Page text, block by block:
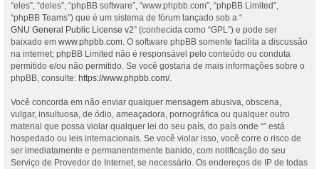
“eles”, “deles”, “phpBB software”, “www.phpbb.com”, “phpBB Limited”,
“phpBB Teams”) que é um sistema de fórum lançado sob a “
GNU General Public License v2” (conhecida como “GPL”) e pode ser
baixado em www.phpbb.com. O software phpBB somente facilita a discussão
na internet; phpBB Limited não é responsável pelo conteúdo ou conduta
permitido e/ou não permitido. Se você gostaria de mais informações sobre o
phpBB, consulte: https://www.phpbb.com/.
Você concorda em não enviar qualquer mensagem abusiva, obscena,
vulgar, insultuosa, de ódio, ameaçadora, pornográfica ou qualquer outro
material que possa violar qualquer lei do seu país, do país onde “” está
hospedado ou leis internacionais. Se você violar isso, você corre o risco de
ser imediatamente e permanentemente banido, com notificação do seu
Serviço de Provedor de Internet, se necessário. Os endereços de IP de todas